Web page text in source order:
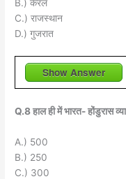
B.) केरल
C.) राजस्थान
D.) गुजरात
Show Answer
Q.8 हाल ही में भारत- होंडुरास
A.) 500
B.) 250
C.) 300